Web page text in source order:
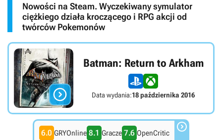
Nowości na Steam. Wyczekiwany symulator
ciężkiego działa kroczącego i RPG akcji od
twórców Pokemonów

Batman: Return to Arkham
Data wydania:18 października 2016
6.0 GRYOnline 8.1 Gracze 7.6 OpenCritic 